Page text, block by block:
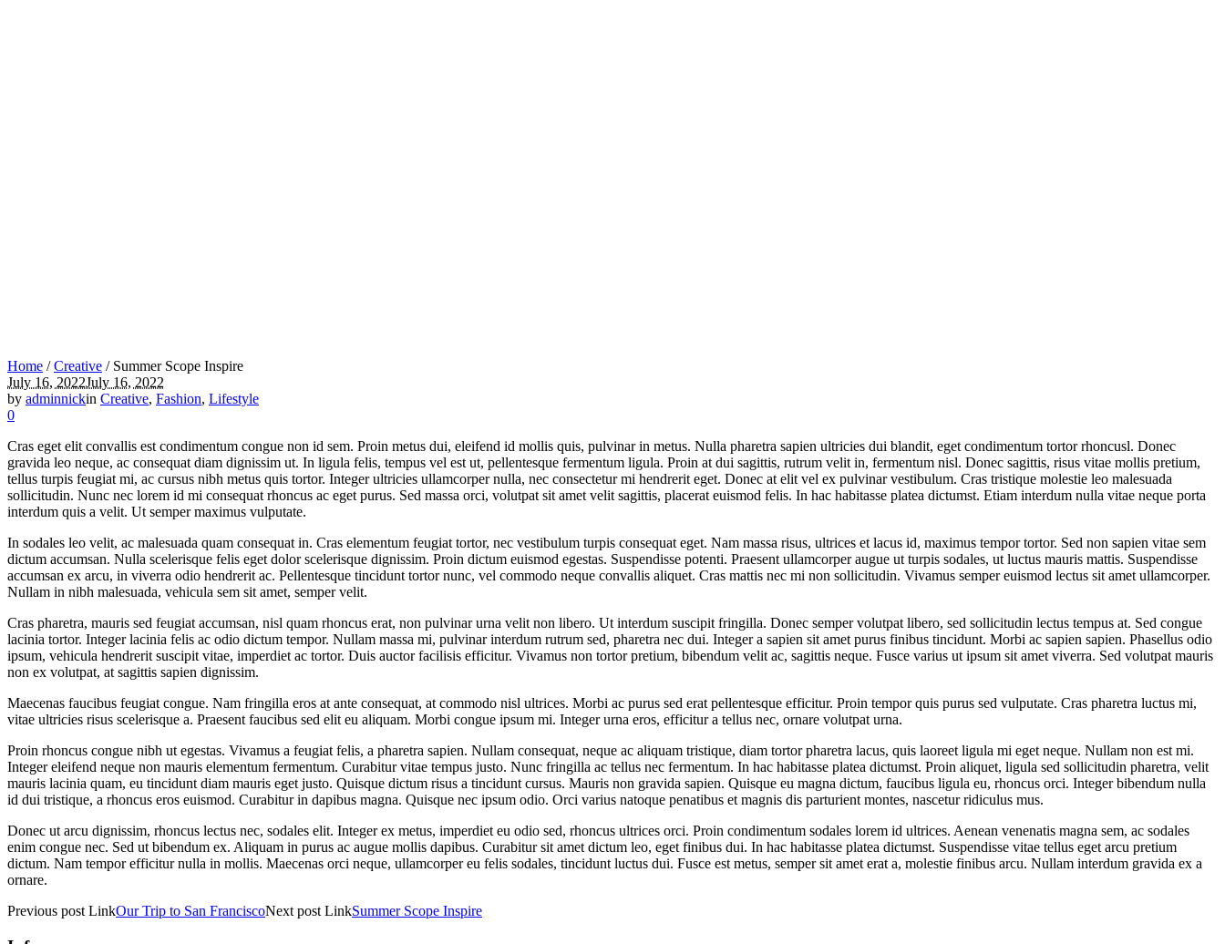
Home /Creative / Summer Scope Inspire
July 16, 2022July 16, 2022
by adminnickin Creative, Fashion, Lifestyle
0
Cras eget elit convallis est condimentum congue non id sem. Proin metus dui, eleifend id mollis quis, pulvinar in metus. Nulla pharetra sapien ultricies dui blandit, eget condimentum tortor rhoncusl. Donec
gravida leo neque, ac consequat diam dignissim ut. In ligula felis, tempus vel est ut, pellentesque fermentum ligula. Proin at dui sagittis, rutrum velit in, fermentum nisl. Donec sagittis, risus vitae mollis pretium,
tellus turpis feugiat mi, ac cursus nibh metus quis tortor. Integer ultricies ullamcorper nulla, nec consectetur mi hendrerit eget. Donec at elit vel ex pulvinar vestibulum. Cras tristique molestie leo malesuada
sollicitudin. Nunc nec lorem id mi consequat rhoncus ac eget purus. Sed massa orci, volutpat sit amet velit sagittis, placerat euismod felis. In hac habitasse platea dictumst. Etiam interdum nulla vitae neque porta
interdum quis a velit. Ut semper maximus vulputate.
In sodales leo velit, ac malesuada quam consequat in. Cras elementum feugiat tortor, nec vestibulum turpis consequat eget. Nam massa risus, ultrices et lacus id, maximus tempor tortor. Sed non sapien vitae sem
dictum accumsan. Nulla scelerisque felis eget dolor scelerisque dignissim. Proin dictum euismod egestas. Suspendisse potenti. Praesent ullamcorper augue ut turpis sodales, ut luctus mauris mattis. Suspendisse
accumsan ex arcu, in viverra odio hendrerit ac. Pellentesque tincidunt tortor nunc, vel commodo neque convallis aliquet. Cras mattis nec mi non sollicitudin. Vivamus semper euismod lectus sit amet ullamcorper.
Nullam in nibh malesuada, vehicula sem sit amet, semper velit.
Cras pharetra, mauris sed feugiat accumsan, nisl quam rhoncus erat, non pulvinar urna velit non libero. Ut interdum suscipit fringilla. Donec semper volutpat libero, sed sollicitudin lectus tempus at. Sed congue
lacinia tortor. Integer lacinia felis ac odio dictum tempor. Nullam massa mi, pulvinar interdum rutrum sed, pharetra nec dui. Integer a sapien sit amet purus finibus tincidunt. Morbi ac sapien sapien. Phasellus odio
ipsum, vehicula hendrerit suscipit vitae, imperdiet ac tortor. Duis auctor facilisis efficitur. Vivamus non tortor pretium, bibendum velit ac, sagittis neque. Fusce varius ut ipsum sit amet viverra. Sed volutpat mauris
non ex volutpat, at sagittis sapien dignissim.
Maecenas faucibus feugiat congue. Nam fringilla eros at ante consequat, at commodo nisl ultrices. Morbi ac purus sed erat pellentesque efficitur. Proin tempor quis purus sed vulputate. Cras pharetra luctus mi,
vitae ultricies risus scelerisque a. Praesent faucibus sed elit eu aliquam. Morbi congue ipsum mi. Integer urna eros, efficitur a tellus nec, ornare volutpat urna.
Proin rhoncus congue nibh ut egestas. Vivamus a feugiat felis, a pharetra sapien. Nullam consequat, neque ac aliquam tristique, diam tortor pharetra lacus, quis laoreet ligula mi eget neque. Nullam non est mi.
Integer eleifend neque non mauris elementum fermentum. Curabitur vitae tempus justo. Nunc fringilla ac tellus nec fermentum. In hac habitasse platea dictumst. Proin aliquet, ligula sed sollicitudin pharetra, velit
mauris lacinia quam, eu tincidunt diam mauris eget justo. Quisque dictum risus a tincidunt cursus. Mauris non gravida sapien. Quisque eu magna dictum, faucibus ligula eu, rhoncus orci. Integer bibendum nulla
id dui tristique, a rhoncus eros euismod. Curabitur in dapibus magna. Quisque nec ipsum odio. Orci varius natoque penatibus et magnis dis parturient montes, nascetur ridiculus mus.
Donec ut arcu dignissim, rhoncus lectus nec, sodales elit. Integer ex metus, imperdiet eu odio sed, rhoncus ultrices orci. Proin condimentum sodales lorem id ultrices. Aenean venenatis magna sem, ac sodales
enim congue nec. Sed ut bibendum ex. Aliquam in purus ac augue mollis dapibus. Curabitur sit amet dictum leo, eget finibus dui. In hac habitasse platea dictumst. Suspendisse vitae tellus eget arcu pretium
dictum. Nam tempor efficitur nulla in mollis. Maecenas orci neque, ullamcorper eu felis sodales, tincidunt luctus dui. Fusce est metus, semper sit amet erat a, molestie finibus arcu. Nullam interdum gravida ex a
ornare.
Previous post LinkOur Trip to San FranciscoNext post LinkSummer Scope Inspire